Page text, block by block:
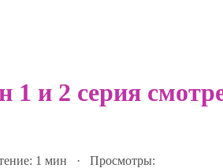
и 2 серия
1 мин · Просмотры: